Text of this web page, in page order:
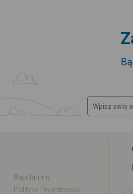
Regulaminy
Polityka Prywatności